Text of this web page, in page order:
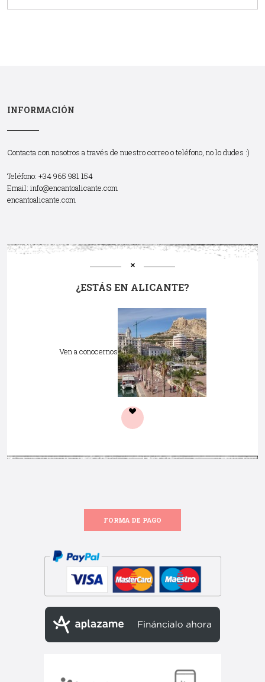
INFORMACIÓN
Contacta con nosotros a través de nuestro correo o teléfono, no lo dudes :)
Teléfono: +34 965 981 154
Email: info@encantoalicante.com
encantoalicante.com
¿ESTÁS EN ALICANTE?
Ven a conocernos
FORMA DE PAGO